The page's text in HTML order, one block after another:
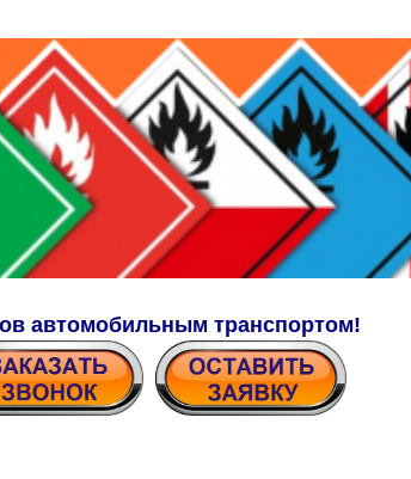
автомобильным транспортом!